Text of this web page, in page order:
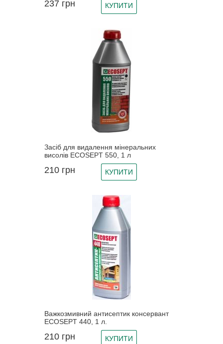
237 грн КУПИТИ
Засіб для видалення мінеральних
висолів ECOSEPT 550, 1 л
210 грн КУПИТИ
Важкозмивний антисептик консервант
ECOSEPT 440, 1 л.
210 грн КУПИТИ